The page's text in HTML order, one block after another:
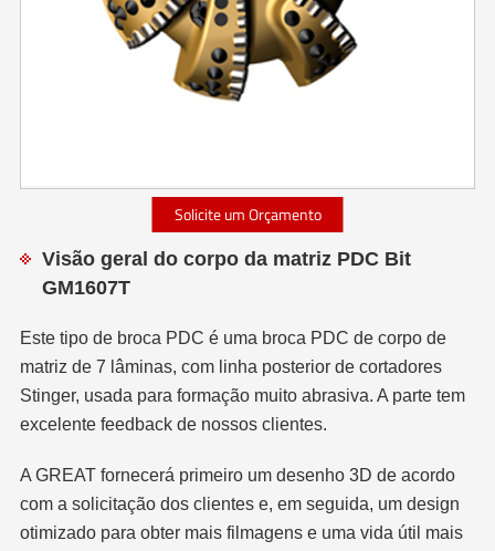
Solicite um Orçamento
Visão geral do corpo da matriz PDC Bit
GM1607T
Este tipo de broca PDC é uma broca PDC de corpo de
matriz de 7 lâminas, com linha posterior de cortadores
Stinger, usada para formação muito abrasiva. A parte tem
excelente feedback de nossos clientes.
A GREAT fornecerá primeiro um desenho 3D de acordo
com a solicitação dos clientes e, em seguida, um design
otimizado para obter mais filmagens e uma vida útil mais